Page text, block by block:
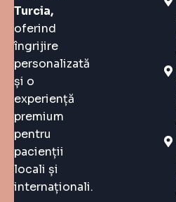
Turcia,
oferind
îngrijire
personalizată
și o
experiență
premium
pentru
pacienții
locali și
internaționali.